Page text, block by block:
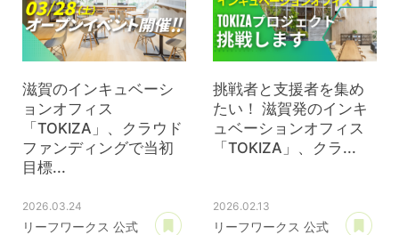
滋賀のインキュベーシ
ョンオフィス
「TOKIZA」、クラウド
ファンディングで当初
目標...
2026.03.24
リーフワークス 公式
あとで読む
挑戦者と支援者を集め
たい！ 滋賀発のインキ
ュベーションオフィス
「TOKIZA」、クラ...
2026.02.13
リーフワークス 公式